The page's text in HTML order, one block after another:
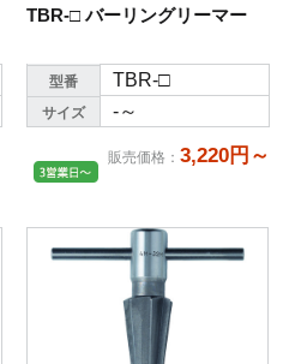
TBR-□ バーリングリーマー
型番 TBR-□
サイズ -～
販売価格 ： 3,220円～